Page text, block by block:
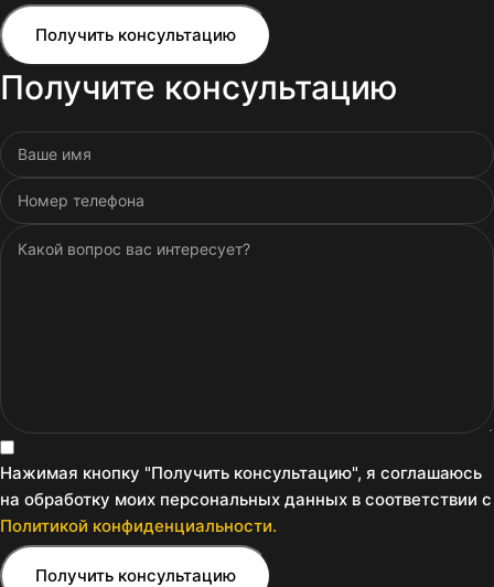
Получить консультацию
Получите консультацию
Нажимая кнопку "Получить консультацию", я соглашаюсь
на обработку моих персональных данных в соответствии с
Политикой конфиденциальности.
Получить консультацию